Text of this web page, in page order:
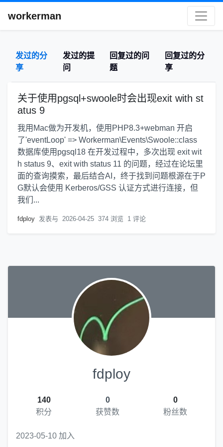
workerman
发过的分
享
发过的提
问
回复过的问
题
回复过的分
享
关于使用pgsql+swoole时会出现exit with st
atus 9
我用Mac做为开发机，使用PHP8.3+webman 开启
了'eventLoop' => Workerman\Events\Swoole::class
数据库使用pgsql18 在开发过程中，多次出现 exit wit
h status 9、exit with status 11 的问题，经过在论坛里
面的查询摸索，最后结合AI，终于找到问题根源在于P
G默认会使用 Kerberos/GSS 认证方式进行连接，但
我们...
fdploy 发表与 2026-04-25 374 浏览 1 评论
fdploy
140
积分
0
获赞数
0
粉丝数
2023-05-10 加入